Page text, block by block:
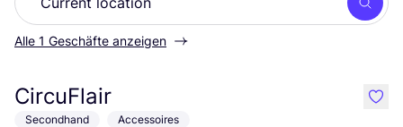
Alle 1 Geschäfte anzeigen
CircuFlair
Secondhand Accessoires
like